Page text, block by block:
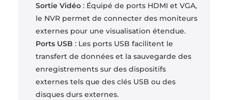
Sortie Vidéo: Équipé de ports HDMI et VGA,
le NVR permet de connecter des moniteurs
externes pour une visualisation étendue.
Ports USB : Les ports USB facilitent le
transfert de données et la sauvegarde des
enregistrements sur des dispositifs
externes tels que des clés USB ou des
disques durs externes.